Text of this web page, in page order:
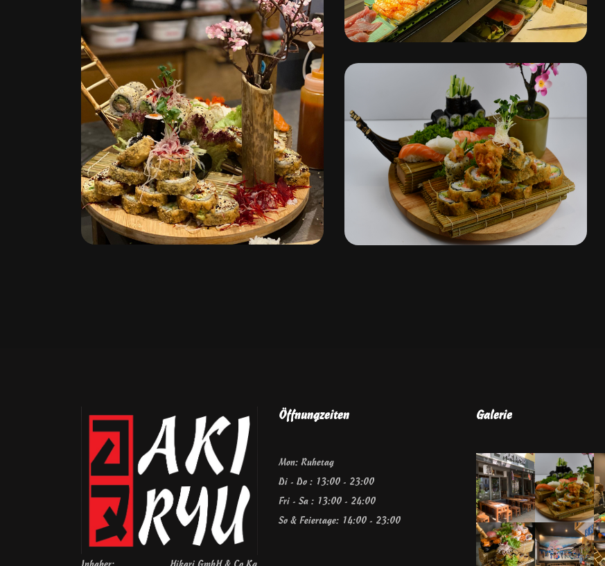
Öffnungzeiten
Mon: Ruhetag
Di - Do : 13:00 - 23:00
Fri - Sa : 13:00 - 24:00
So & Feiertage: 14:00 - 23:00
Galerie